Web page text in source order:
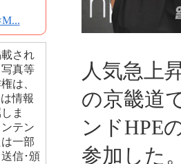
され
真等
は、
情報
ま
テン
一部
信･頒
人気急上
の京畿道
ンドHPE
参加した